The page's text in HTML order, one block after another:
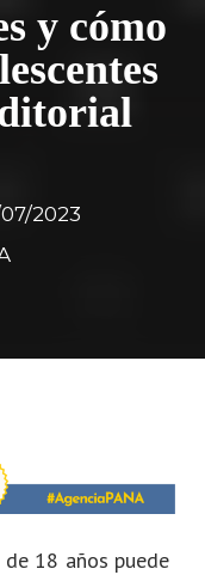
y cómo
2023
18 años puede